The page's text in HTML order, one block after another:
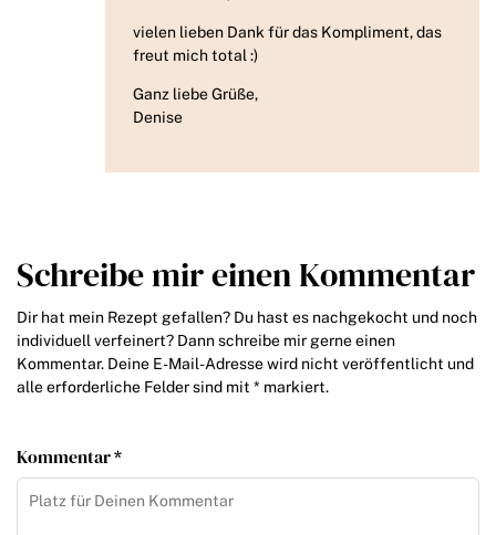
vielen lieben Dank für das Kompliment, das
freut mich total :)
Ganz liebe Grüße,
Denise
Schreibe mir einen Kommentar
Dir hat mein Rezept gefallen? Du hast es nachgekocht und noch
individuell verfeinert? Dann schreibe mir gerne einen
Kommentar. Deine E-Mail-Adresse wird nicht veröffentlicht und
alle erforderliche Felder sind mit * markiert.
Kommentar *